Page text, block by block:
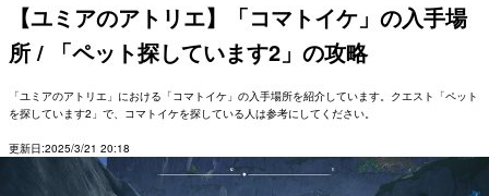
【ユミアのアトリエ】「コマトイケ」の入手場
所 / 「ペット探しています2」の攻略
「ユミアのアトリエ」における「コマトイケ」の入手場所を紹介しています。クエスト「ペット
を探しています2」で、コマトイケを探している人は参考にしてください。
更新日:2025/3/21 20:18